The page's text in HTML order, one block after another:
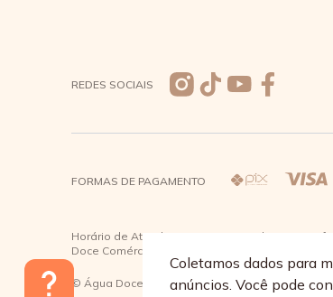
Coletamos dados para
anúncios. Você pode
REDES SOCIAIS
FORMAS DE PAGAMENTO
Horário de Atendimento: De segunda a quinta-
Doce Comércio de Roupas e Acessórios Ltda -
© Água Doce 2026 - Todos os direitos